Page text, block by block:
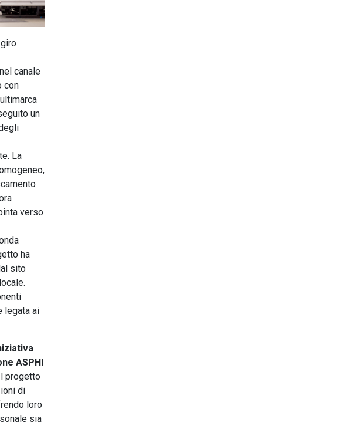
canale
con
un
La
verso
ha
sito
legata ai
ASPHI
progetto
di
loro
sia